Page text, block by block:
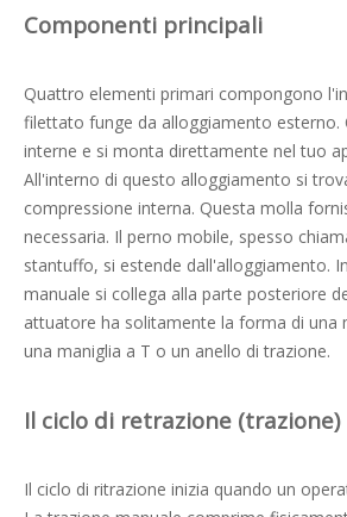
Componenti principali
Quattro elementi primari compongono
filettato funge da alloggiamento esterno.
interne e si monta direttamente nel tuo
All'interno di questo alloggiamento si
compressione interna. Questa molla
necessaria. Il perno mobile, spesso
stantuffo, si estende dall'alloggiamento.
manuale si collega alla parte posteriore
attuatore ha solitamente la forma di una
una maniglia a T o un anello di trazione.
Il ciclo di retrazione (trazione)
Il ciclo di ritrazione inizia quando un